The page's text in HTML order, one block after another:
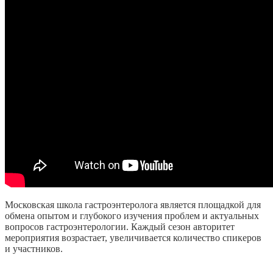
Московская школа гастроэнтеролога является площадкой для
обмена опытом и глубокого изучения проблем и актуальных
вопросов гастроэнтерологии. Каждый сезон авторитет
мероприятия возрастает, увеличивается количество спикеров
и участников.